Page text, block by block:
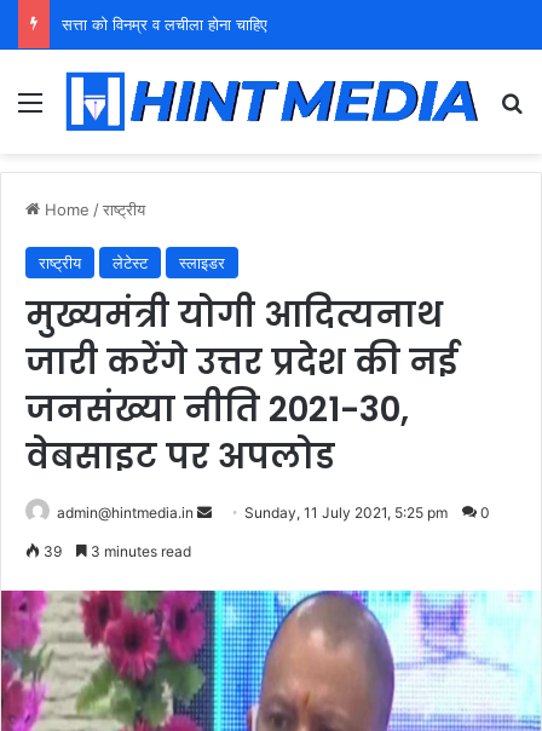
युवा शक्ति को पहचाने बूढ़ा नेतृत्व
Menu
Home /राष्ट्रीय
राष्ट्रीय लेटेस्ट स्लाइडर
मुख्यमंत्री योगी आदित्यनाथ
जारी करेंगे उत्तर प्रदेश की नई
जनसंख्या नीति 2021-30,
वेबसाइट पर अपलोड
admin@hintmedia.in
SendSunday, 11 July 2021, 5:25 pm 0
39 3 minutes read